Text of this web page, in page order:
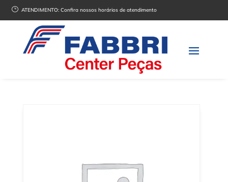
} ATENDIMENTO:Confira nossos horários de atendimento